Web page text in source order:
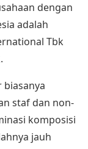
dengan
adalah
Tbk
staf dan non-
komposisi
jauh